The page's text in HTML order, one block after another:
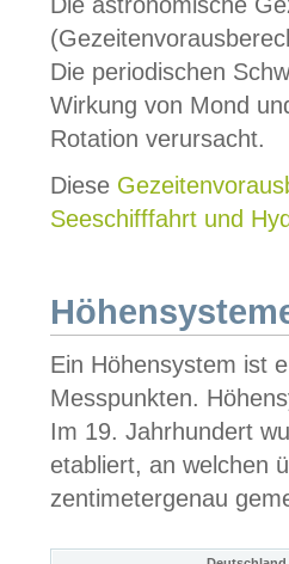
Die periodischen
Wirkung von Mond
Rotation verursacht.
Diese
Seeschifffahrt und
Ein Höhensystem ist
Messpunkten.
Im 19. Jahrhundert
etabliert, an welchen
zentimetergenau